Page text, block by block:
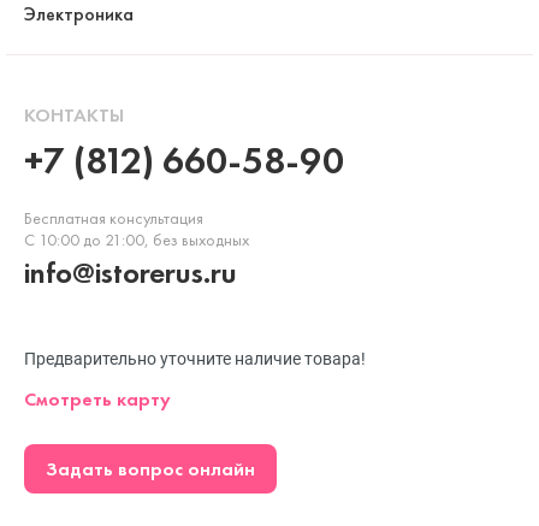
Электроника
КОНТАКТЫ
+7 (812) 660-58-90
Бесплатная консультация
С 10:00 до 21:00, без выходных
info@istorerus.ru
Предварительно уточните наличие товара!
Смотреть карту
Задать вопрос онлайн